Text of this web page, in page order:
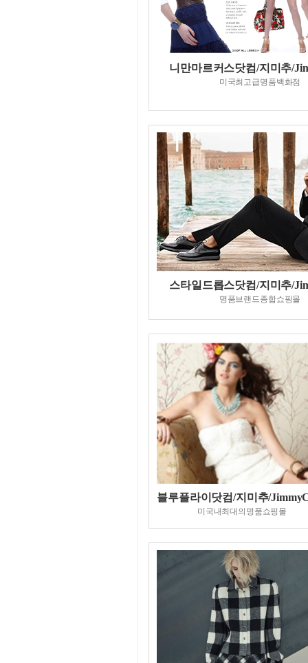
니만마르커스닷컴/지미추/
미국최고급명품백화점
스타일드롭스닷컴/지미추/
명품브랜드종합쇼핑몰
블루플라이닷컴/지미추/
미국내최대의명품쇼핑몰